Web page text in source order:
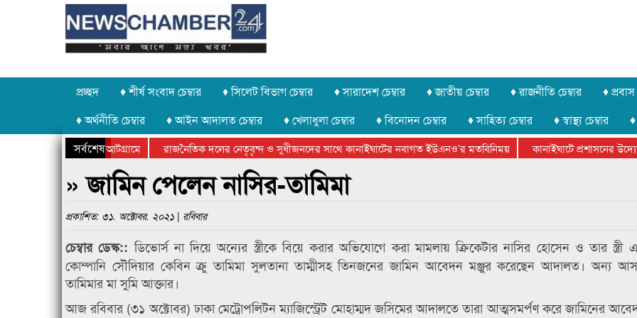
প্রচ্ছদ ♦ শীর্ষ সংবাদ চেম্বার ♦ সিলেট বিভাগ চেম্বার ♦ সারাদেশ চেম্বার ♦ জাতীয় চেম্বার ♦ রাজনীতি চেম্বার ♦ প্রবাস
♦ অর্থনীতি চেম্বার
♦ আইন আদালত চেম্বার ♦ খেলাধুলা চেম্বার ♦ বিনোদন চেম্বার ♦ সাহিত্য চেম্বার ♦ স্বাস্থ্য চেম্বার
সর্বশেষ
নিয়ে যাওয়া হচ্ছে আটগ্রামে রাজনৈতিক দলের নেতৃবৃন্দ ও সুধীজনদের সাথে কানাইঘাটের নবাগত ইউএনও’র মতবিনিময় কানাইঘাটে প্রশাসনের
পুরস্কার বিতরণ সম্পন্ন
সিলেটে বাংলাদেশ গ্রুপ থিয়েটার ফেডারেশানের বিভাগীয় অভিনয় কর্মশালা সম্পন্ন
» জামিন পেলেন নাসির-তামিমা
প্রকাশিত: ৩১. অক্টোবর. ২০২১ | রবিবার
চেম্বার ডেস্ক::ডিভোর্স না দিয়ে অন্যের স্ত্রীকে বিয়ে করার অভিযোগে করা মামলায় ক্রিকেটার নাসির হোসেন ও তার স্ত্রী
কোম্পানি সৌদিয়ার কেবিন ক্রু তামিমা সুলতানা তাম্মীসহ তিনজনের জামিন আবেদন মঞ্জুর করেছেন আদালত। অন্য
তামিমার মা সুমি আক্তার।
আজ রবিবার (৩১ অক্টোবর) ঢাকা মেট্রোপলিটন ম্যাজিস্ট্রেট মোহাম্মদ জসিমের আদালতে তারা আত্মসমর্পণ করে জামিনের